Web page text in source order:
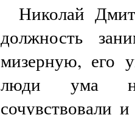
Николай
должность
мизерную, его
люди ума
сочувствовали